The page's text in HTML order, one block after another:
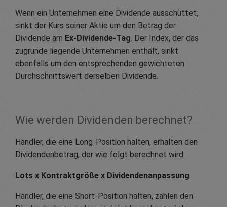
Wenn ein Unternehmen eine Dividende ausschüttet,
sinkt der Kurs seiner Aktie um den Betrag der
Dividende am Ex-Dividende-Tag. Der Index, der das
zugrunde liegende Unternehmen enthält, sinkt
ebenfalls um den entsprechenden gewichteten
Durchschnittswert derselben Dividende.
Wie werden Dividenden berechnet?
Händler, die eine Long-Position halten, erhalten den
Dividendenbetrag, der wie folgt berechnet wird:
Lots x Kontraktgröße x Dividendenanpassung
Händler, die eine Short-Position halten, zahlen den